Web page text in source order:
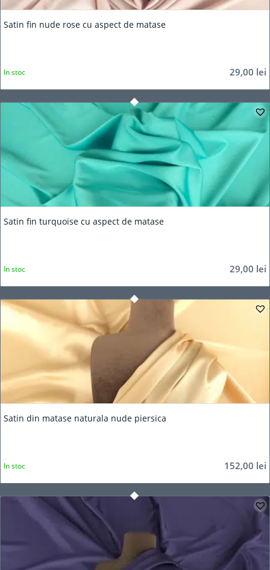
Satin fin nude rose cu aspect de matase
29,00 lei
In stoc
Satin fin turquoise cu aspect de matase
29,00 lei
In stoc
Satin din matase naturala nude piersica
152,00 lei
In stoc